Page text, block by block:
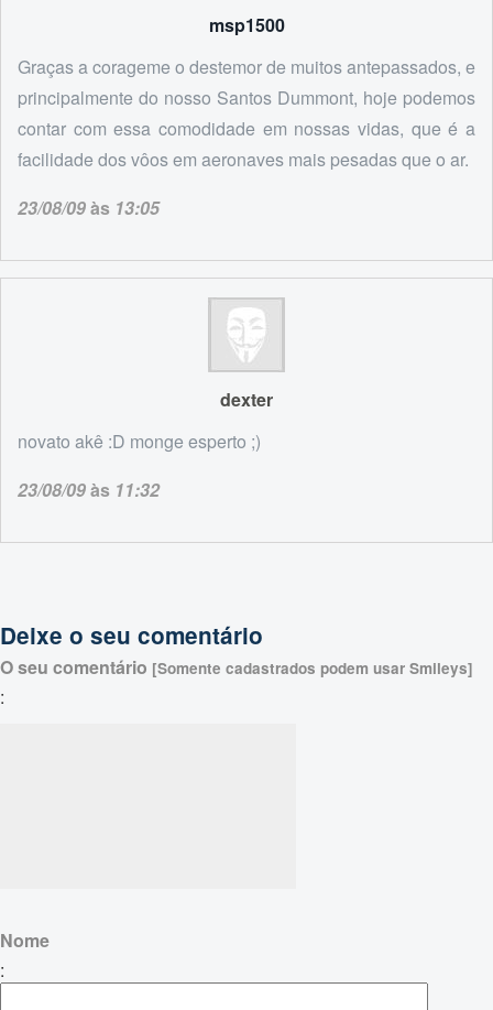
msp1500
Graças a corageme o destemor de muitos antepassados, e
principalmente do nosso Santos Dummont, hoje podemos
contar com essa comodidade em nossas vidas, que é a
facilidade dos vôos em aeronaves mais pesadas que o ar.
23/08/09às 13:05
dexter
novato akê :D monge esperto ;)
23/08/09às 11:32
Deixe o seu comentário
O seu comentário [Somente cadastrados podem usar Smileys]
:
Nome
: